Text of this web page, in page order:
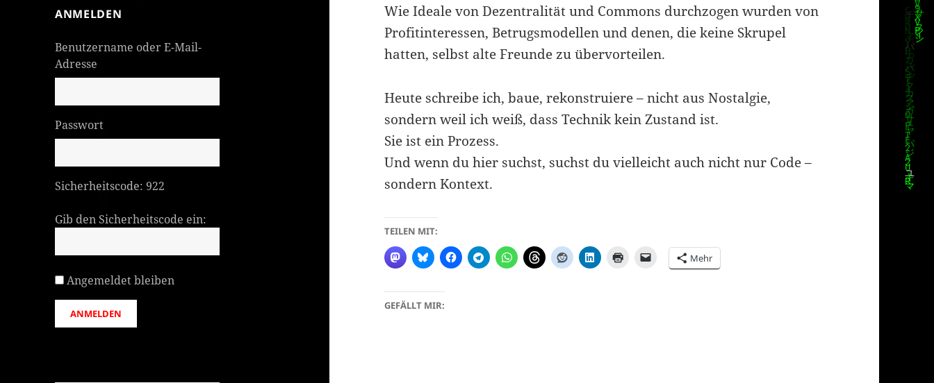
ANMELDEN
Benutzername oder E-Mail-
Adresse
Passwort
Sicherheitscode: 922
Gib den Sicherheitscode ein:
Angemeldet bleiben
ANMELDEN
Wie Ideale von Dezentralität und Commons durchzogen wurden von
Profitinteressen, Betrugsmodellen und denen, die keine Skrupel
hatten, selbst alte Freunde zu übervorteilen.
Heute schreibe ich, baue, rekonstruiere – nicht aus Nostalgie,
sondern weil ich weiß, dass Technik kein Zustand ist.
Sie ist ein Prozess.
Und wenn du hier suchst, suchst du vielleicht auch nicht nur Code –
sondern Kontext.
TEILEN MIT:
Mehr
GEFÄLLT MIR: